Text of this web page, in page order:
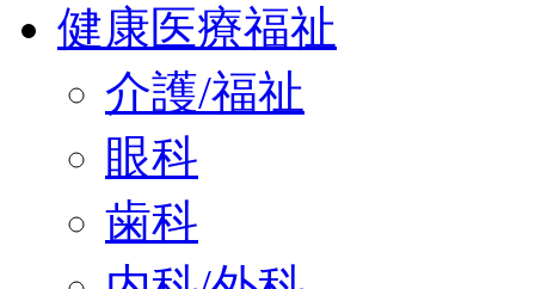
健康医療福祉
介護/福祉
眼科
歯科